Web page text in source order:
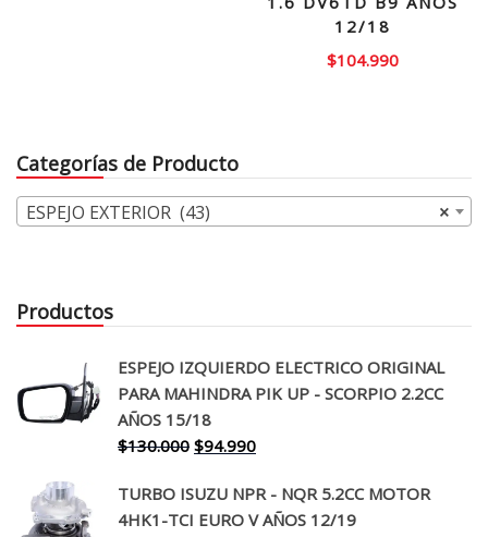
12/18
$104.990
Categorías de Producto
×
ESPEJO EXTERIOR (43)
Productos
ESPEJO IZQUIERDO ELECTRICO ORIGINAL
PARA MAHINDRA PIK UP - SCORPIO 2.2CC
AÑOS 15/18
$130.000 El
original
era:
$94.990El
actual
es:
TURBO ISUZU NPR - NQR 5.2CC MOTOR
4HK1-TCI EURO V AÑOS 12/19